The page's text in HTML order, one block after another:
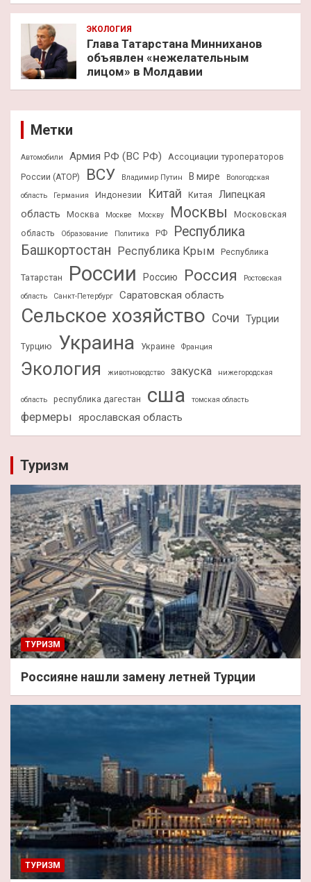
ЭКОЛОГИЯ
Глава Татарстана Минниханов
объявлен «нежелательным
лицом» в Молдавии
Метки
Автомобили Армия РФ (ВС РФ)
Ассоциации туроператоров
России (АТОР)
ВСУ Владимир Путин В мире
Вологодская
область
Германия Индонезии Китай Китая
Липецкая
область
Москва Москве Москву Москвы
Московская
область
Образование Политика РФ
Республика
Башкортостан Республика Крым Республика
Татарстан России Россию Россия
Ростовская
область
Санкт-Петербург Саратовская область
Сельское хозяйство Сочи Турции
Турцию Украина Украине Франция
Экология животноводство закуска нижегородская
область республика дагестан сша томская область
фермеры ярославская область
Туризм
ТУРИЗМ
Россияне нашли замену летней Турции
ТУРИЗМ